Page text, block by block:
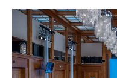
und Hintergründe zu den
und Kandidaten der
Wahl.
Sendungen
Audio-Archiv